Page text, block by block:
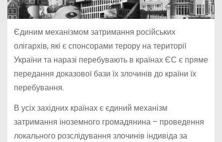
Єдиним механізмом затримання російських
олігархів, які є спонсорами терору на території
України та наразі перебувають в країнах ЄС є пряме
передання доказової бази їх злочинів до країни їх
перебування.
В усіх західних країнах є єдиний механізм
затримання іноземного громадянина – проведення
локального розслідування злочинів індивіда за